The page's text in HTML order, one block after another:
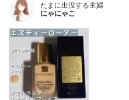
たまに出没する主婦
にゃにゃこ